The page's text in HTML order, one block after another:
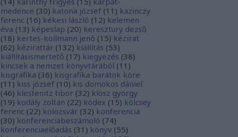
medence (30) katona józsef (11 ) kazinczy
ferenc (16) kékesi lászló (12) kelemen
éva (13) képeslap (20) keresztury dezső
(18) kertes-kollmann jenő (15) kézirat
(62) kézirattár (132) kiállítás (53)
kiállításismertető (17) kiegyezés (38)
kincsek a nemzet könyvtárából (11 )
kisgrafika (36) kisgrafika barátok köre
(11 ) kiss józsef (10) kis domokos dániel
(46) klestenitz tibor (32) klösz györgy
(19) kodály zoltán (22) kódex (15) kölcsey
ferenc (22) kolozsvár (32) konferencia
(30) konferenciabeszámoló (74)
konferenciaelőadás (31 ) könyv (55)